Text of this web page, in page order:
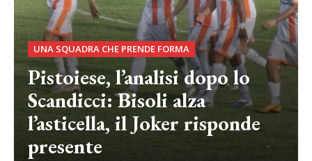
UNA SQUADRA CHE PRENDE FORMA
Pistoiese, l’analisi dopo lo
Scandicci: Bisoli alza
l’asticella, il Joker risponde
presente